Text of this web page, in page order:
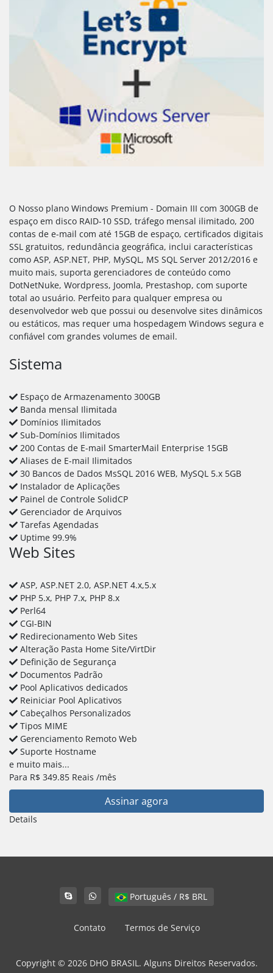
O Nosso plano Windows Premium - Domain III com 300GB de
espaço em disco RAID-10 SSD, tráfego mensal ilimitado, 200
contas de e-mail com até 15GB de espaço, certificados digitais
SSL gratuitos, redundância geográfica, inclui características
como ASP, ASP.NET, PHP, MySQL, MS SQL Server 2012/2016 e
muito mais, suporta gerenciadores de conteúdo como
DotNetNuke, Wordpress, Joomla, Prestashop, com suporte
total ao usuário. Perfeito para qualquer empresa ou
desenvolvedor web que possui ou desenvolve sites dinâmicos
ou estáticos, mas requer uma hospedagem Windows segura e
confiável com grandes volumes de email.
Sistema
Espaço de Armazenamento 300GB
Banda mensal Ilimitada
Domínios Ilimitados
Sub-Domínios Ilimitados
200 Contas de E-mail SmarterMail Enterprise 15GB
Aliases de E-mail Ilimitados
30 Bancos de Dados MsSQL 2016 WEB, MySQL 5.x 5GB
Instalador de Aplicações
Painel de Controle SolidCP
Gerenciador de Arquivos
Tarefas Agendadas
Uptime 99.9%
Web Sites
ASP, ASP.NET 2.0, ASP.NET 4.x,5.x
PHP 5.x, PHP 7.x, PHP 8.x
Perl64
CGI-BIN
Redirecionamento Web Sites
Alteração Pasta Home Site/VirtDir
Definição de Segurança
Documentos Padrão
Pool Aplicativos dedicados
Reiniciar Pool Aplicativos
Cabeçalhos Personalizados
Tipos MIME
Gerenciamento Remoto Web
Suporte Hostname
e muito mais...
Para R$ 349.85 Reais /mês
Assinar agora
Details
Português / R$ BRL
Contato Termos de Serviço
Copyright © 2026 DHO BRASIL. Alguns Direitos Reservados.